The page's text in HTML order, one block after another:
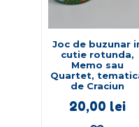
Joc de buzunar
cutie rotunda,
Memo sau
Quartet,
de Craciun
20,00 lei